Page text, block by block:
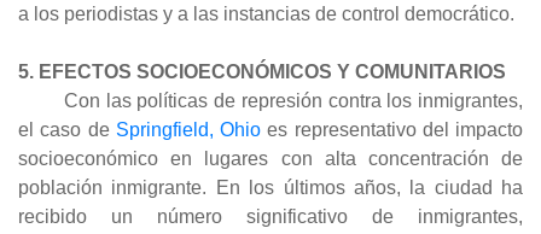
a los periodistas y a las instancias de control democrático.
5. EFECTOS SOCIOECONÓMICOS Y COMUNITARIOS
Con las políticas de represión contra los inmigrantes,
el caso de Springfield, Ohio es representativo del impacto
socioeconómico en lugares con alta concentración de
población inmigrante. En los últimos años, la ciudad ha
recibido un número significativo de inmigrantes,